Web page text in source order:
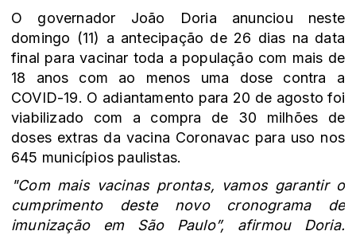
O governador João Doria anunciou neste
domingo (11) a antecipação de 26 dias na data
final para vacinar toda a população com mais de
18 anos com ao menos uma dose contra a
COVID-19. O adiantamento para 20 de agosto foi
viabilizado com a compra de 30 milhões de
doses extras da vacina Coronavac para uso nos
645 municípios paulistas.
"Com mais vacinas prontas, vamos garantir o
cumprimento deste novo cronograma de
imunização em São Paulo”, afirmou Doria.